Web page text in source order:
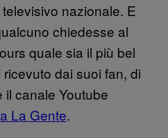
nazionale. E
chiedesse al
quale sia il più bel
dai suoi fan, di
canale Youtube
La Gente.